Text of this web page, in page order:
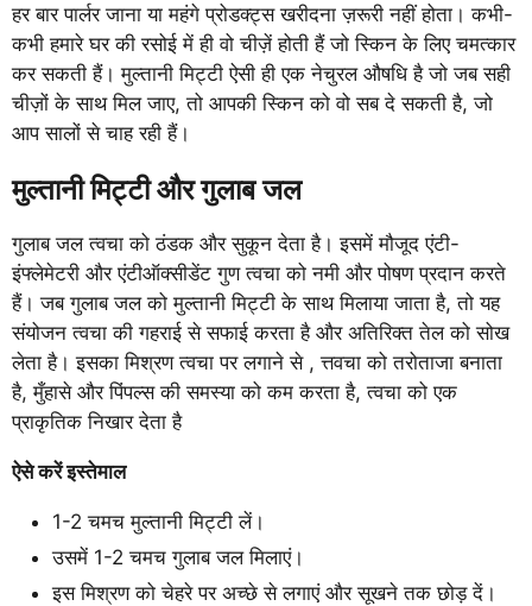
हर बार पार्लर जाना या महंगे प्रोडक्ट्स खरीदना ज़रूरी नहीं होता। कभी-
कभी हमारे घर की रसोई में ही वो चीज़ें होती हैं जो स्किन के लिए चमत्कार
कर सकती हैं। मुल्तानी मिट्टी ऐसी ही एक नेचुरल औषधि है जो जब सही
चीज़ों के साथ मिल जाए, तो आपकी स्किन को वो सब दे सकती है, जो
आप सालों से चाह रही हैं।
मुल्तानी मिट्टी और गुलाब जल
गुलाब जल त्वचा को ठंडक और सुकून देता है। इसमें मौजूद एंटी-
इंफ्लेमेटरी और एंटीऑक्सीडेंट गुण त्वचा को नमी और पोषण प्रदान करते
हैं। जब गुलाब जल को मुल्तानी मिट्टी के साथ मिलाया जाता है, तो यह
संयोजन त्वचा की गहराई से सफाई करता है और अतिरिक्त तेल को सोख
लेता है। इसका मिश्रण त्वचा पर लगाने से , त्तवचा को तरोताजा बनाता
है, मुँहासे और पिंपल्स की समस्या को कम करता है, त्वचा को एक
प्राकृतिक निखार देता है
ऐसे करें इस्तेमाल
1-2 चमच मुल्तानी मिट्टी लें।
उसमें 1-2 चमच गुलाब जल मिलाएं।
इस मिश्रण को चेहरे पर अच्छे से लगाएं और सूखने तक छोड़ दें।